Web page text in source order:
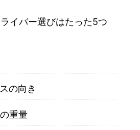
イバー選びはたった5つ
の向き
重量